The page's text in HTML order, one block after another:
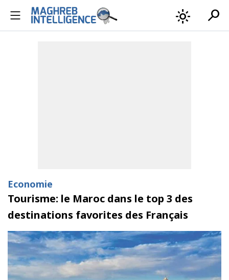
light_mode search
Economie
Tourisme: le Maroc dans le top 3 des
destinations favorites des Français